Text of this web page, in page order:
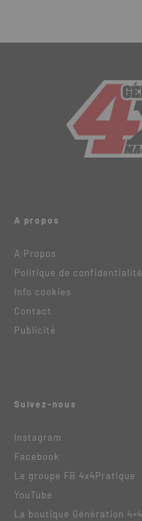
A propos
A Propos
Politique de confidentialité
Info cookies
Contact
Publicité
Suivez-nous
Instagram
Facebook
Le groupe FB 4x4Pratique
YouTube
La boutique Génération 4×4